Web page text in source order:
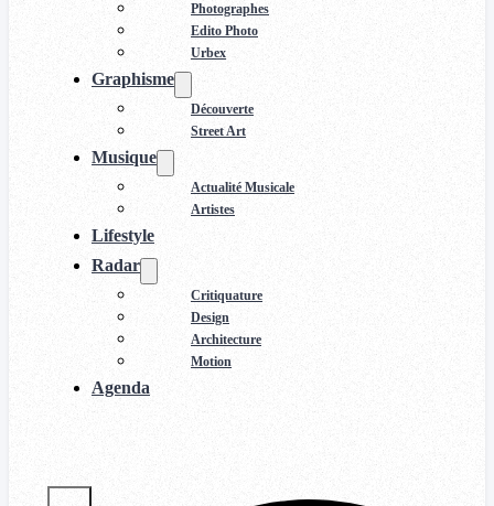
Photographes
Edito Photo
Urbex
Graphisme
Découverte
Street Art
Musique
Actualité Musicale
Artistes
Lifestyle
Radar
Critiquature
Design
Architecture
Motion
Agenda